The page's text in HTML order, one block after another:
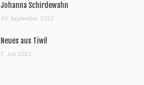
Johanna Schirdewahn
30. September 2022
Neues aus Tiwi!
7. Juli 2022